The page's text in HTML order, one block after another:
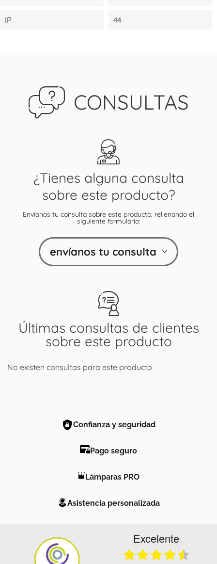
IP 44
CONSULTAS
Últimas consultas de clientes
sobre este producto
No existen consultas para este producto
¿Tienes alguna consulta
sobre este producto?
Envíanos tu consulta sobre este producto, rellenando el
siguiente formulario:
envíanos tu consulta
Confianza y seguridad
Pago seguro
Lámparas PRO
Asistencia personalizada
Excelente